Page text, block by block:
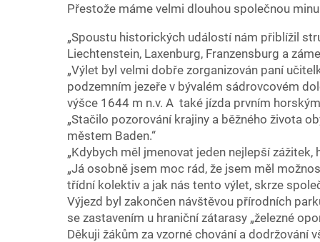
Přestože máme velmi dlouhou společnou
„Spoustu historických událostí nám přiblížil
Liechtenstein, Laxenburg, Franzensburg a
„Výlet byl velmi dobře zorganizován paní
podzemním jezeře v bývalém sádrovcovém
výšce 1644 m n.v. A také jízda prvním
„Stačilo pozorování krajiny a běžného života
městem Baden.“
„Kdybych měl jmenovat jeden nejlepší
„Já osobně jsem moc rád, že jsem měl
třídní kolektiv a jak nás tento výlet, skrze
Výjezd byl zakončen návštěvou přírodních
se zastavením u hraniční zátarasy „železné
Děkuji žákům za vzorné chování a dodržování